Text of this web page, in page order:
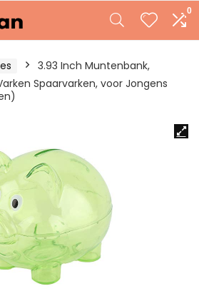
0
3.93 Inch Muntenbank,
Spaarvarken, voor Jongens